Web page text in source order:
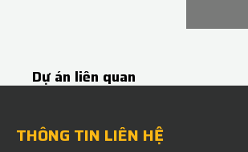
Dự án liên quan
THÔNG TIN LIÊN HỆ